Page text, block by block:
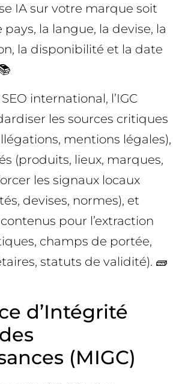
IA sur votre marque soit
la langue, la devise, la
la disponibilité et la date
international, l’IGC
les sources critiques
mentions légales),
(produits, lieux, marques,
les signaux locaux
devises, normes), et
pour l’extraction
champs de portée,
statuts de validité). 🧱
d’Intégrité
(MIGC)